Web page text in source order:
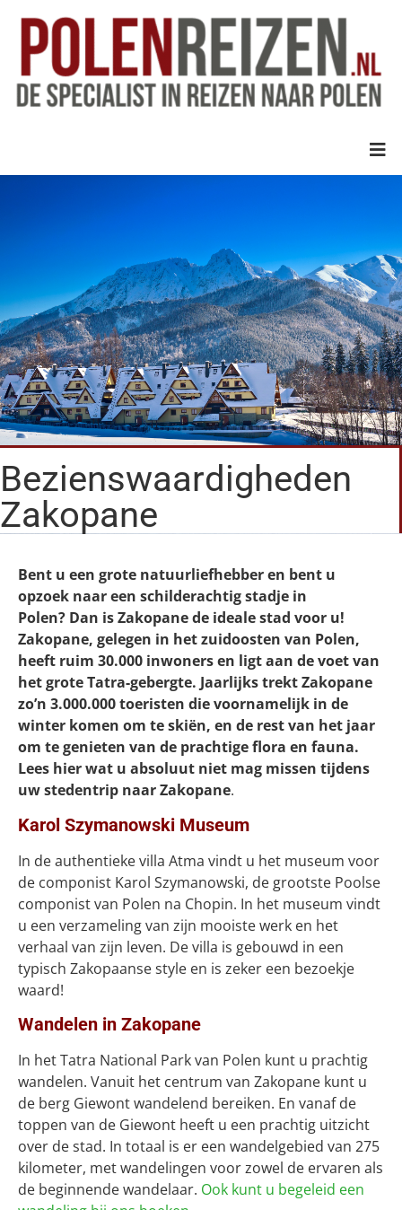
Bezienswaardigheden
Zakopane
Bent u een grote natuurliefhebber en bent u
opzoek naar een schilderachtig stadje in
Polen? Dan is Zakopane de ideale stad voor u!
Zakopane, gelegen in het zuidoosten van Polen,
heeft ruim 30.000 inwoners en ligt aan de voet van
het grote Tatra-gebergte. Jaarlijks trekt Zakopane
zo’n 3.000.000 toeristen die voornamelijk in de
winter komen om te skiën, en de rest van het jaar
om te genieten van de prachtige flora en fauna.
Lees hier wat u absoluut niet mag missen tijdens
uw stedentrip naar Zakopane.
Karol Szymanowski Museum
In de authentieke villa Atma vindt u het museum voor
de componist Karol Szymanowski, de grootste Poolse
componist van Polen na Chopin. In het museum vindt
u een verzameling van zijn mooiste werk en het
verhaal van zijn leven. De villa is gebouwd in een
typisch Zakopaanse style en is zeker een bezoekje
waard!
Wandelen in Zakopane
In het Tatra National Park van Polen kunt u prachtig
wandelen. Vanuit het centrum van Zakopane kunt u
de berg Giewont wandelend bereiken. En vanaf de
toppen van de Giewont heeft u een prachtig uitzicht
over de stad. In totaal is er een wandelgebied van 275
kilometer, met wandelingen voor zowel de ervaren als
de beginnende wandelaar. Ook kunt u begeleid een